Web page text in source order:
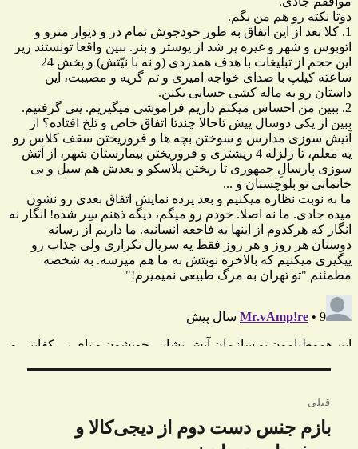
نوشته
قبلی
نوشته
بازم جنس دست دوم از دیجی‌کالا و